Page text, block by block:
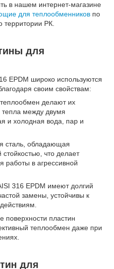
в нашем интернет-магазине
для теплообменников по
территории РК.
для
EPDM широко используются
своим свойствам:
делают их
между двумя
и холодная вода, пар и
сталь, обладающая
что делает
работы в агрессивной
316 EPDM имеют долгий
замены, устойчивы к
пластин
теплообмен даже при
для